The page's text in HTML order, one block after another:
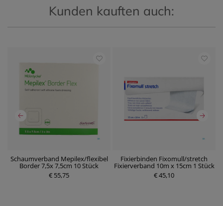
Kunden kauften auch:
Schaumverband Mepilex/flexibel
Border 7,5x 7,5cm 10 Stück
€ 55,75
Fixierbinden Fixomull/stretch
Fixierverband 10m x 15cm 1 Stück
€ 45,10
P